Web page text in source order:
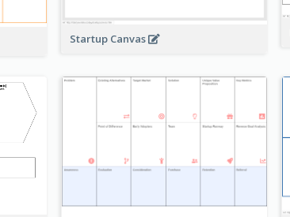
Startup Canvas